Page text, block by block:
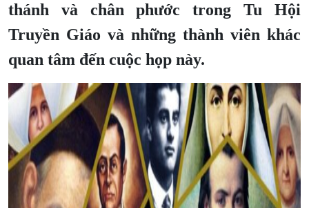
thánh và chân phước trong Tu Hội
Truyền Giáo và những thành viên khác
quan tâm đến cuộc họp này.